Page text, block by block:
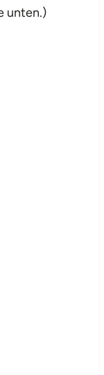
unten.)